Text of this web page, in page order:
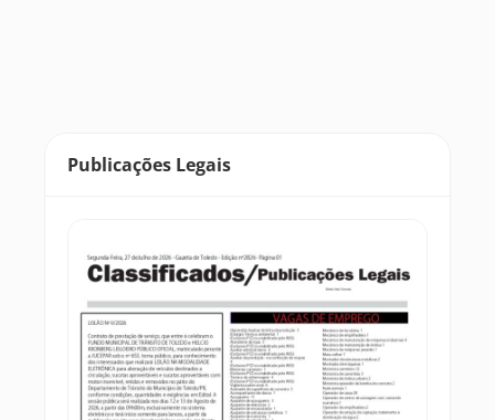
Publicações Legais